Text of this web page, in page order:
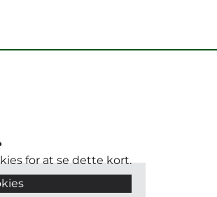
for at se dette kort.